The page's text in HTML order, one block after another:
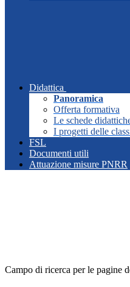
Didattica
Panoramica
Offerta formativa
Le schede
I progetti delle
FSL
Documenti utili
Attuazione misure PNRR
Campo di ricerca per le pagine